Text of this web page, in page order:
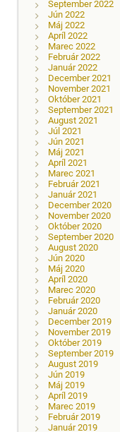
September 2022
Jún 2022
Máj 2022
Apríl 2022
Marec 2022
Február 2022
Január 2022
December 2021
November 2021
Október 2021
September 2021
August 2021
Júl 2021
Jún 2021
Máj 2021
Apríl 2021
Marec 2021
Február 2021
Január 2021
December 2020
November 2020
Október 2020
September 2020
August 2020
Jún 2020
Máj 2020
Apríl 2020
Marec 2020
Február 2020
Január 2020
December 2019
November 2019
Október 2019
September 2019
August 2019
Jún 2019
Máj 2019
Apríl 2019
Marec 2019
Február 2019
Január 2019